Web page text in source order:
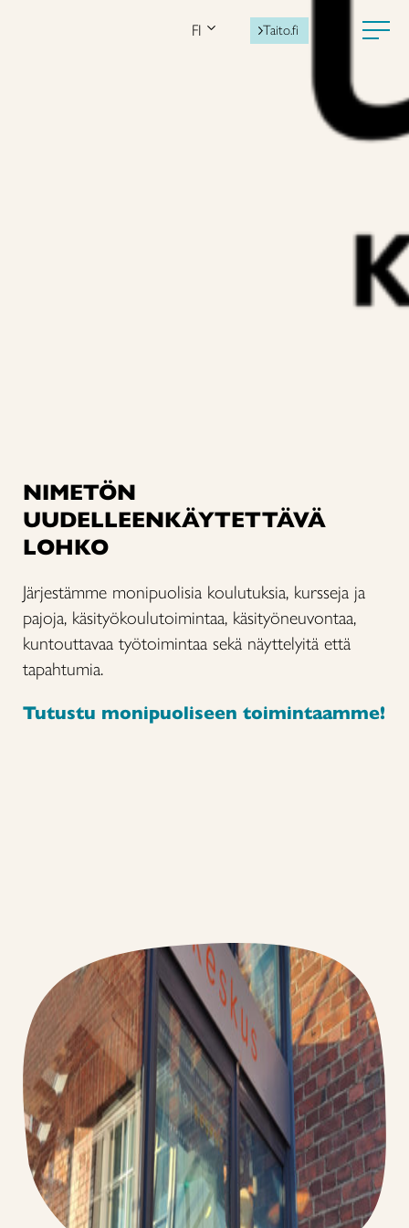
FI Taito.fi
NIMETÖN
UUDELLEENKÄYTETTÄVÄ
LOHKO
Järjestämme monipuolisia koulutuksia, kursseja ja
pajoja, käsityökoulutoimintaa, käsityöneuvontaa,
kuntouttavaa työtoimintaa sekä näyttelyitä että
tapahtumia.
Tutustu monipuoliseen toimintaamme!